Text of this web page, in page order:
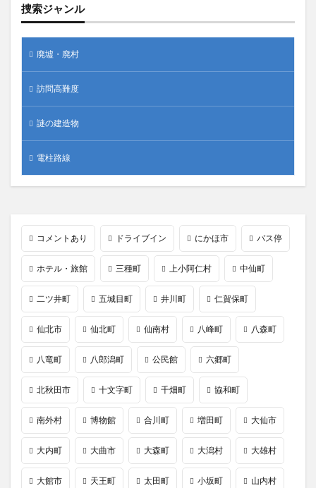
捜索ジャンル
廃墟・廃村
訪問高難度
謎の建造物
電柱路線
コメントあり ドライブイン にかほ市 バス停
ホテル・旅館 三種町 上小阿仁村 中仙町
二ツ井町 五城目町 井川町 仁賀保町
仙北市 仙北町 仙南村 八峰町 八森町
八竜町 八郎潟町 公民館 六郷町
北秋田市 十文字町 千畑町 協和町
南外村 博物館 合川町 増田町 大仙市
大内町 大曲市 大森町 大潟村 大雄村
大館市 天王町 太田町 小坂町 山内村